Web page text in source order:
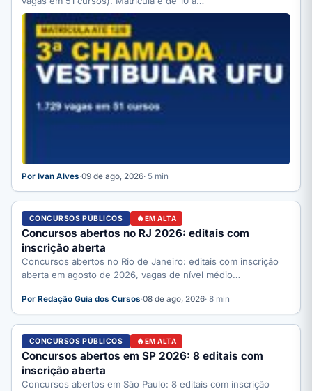
Por Ivan Alves·09 de ago, 2026· 5 min
CONCURSOS PÚBLICOS EM ALTA
Concursos abertos no RJ 2026: editais com
inscrição aberta
Concursos abertos no Rio de Janeiro: editais com inscrição
aberta em agosto de 2026, vagas de nível médio…
Por Redação Guia dos Cursos·08 de ago, 2026· 8 min
CONCURSOS PÚBLICOS EM ALTA
Concursos abertos em SP 2026: 8 editais com
inscrição aberta
Concursos abertos em São Paulo: 8 editais com inscrição